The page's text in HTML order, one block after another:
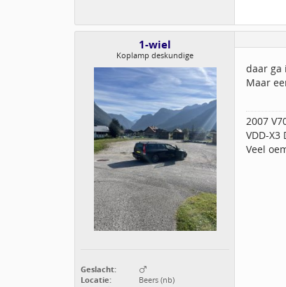
1-wiel
Koplamp deskundige
Geslacht:
Locatie:
Beers (nb)
daar ga
Maar
2007
VDD-X3
Veel